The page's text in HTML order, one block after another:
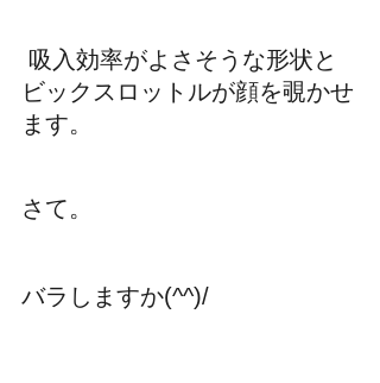
ビックスロットルが顔を覗かせ
ます。
さて。
バラしますか(^^)/